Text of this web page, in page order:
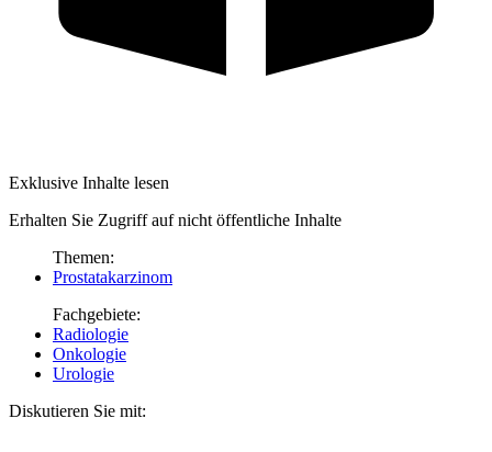
Exklusive Inhalte lesen
Erhalten Sie Zugriff auf nicht öffentliche Inhalte
Themen:
Prostatakarzinom
Fachgebiete:
Radiologie
Onkologie
Urologie
Diskutieren Sie mit: